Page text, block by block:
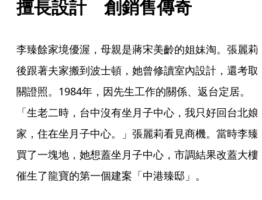
擅長設計　創銷售傳奇
李臻餘家境優渥，母親是蔣宋美齡的姐妹淘。張麗莉
後跟著夫家搬到波士頓，她曾修讀室內設計，還考取
關證照。1984年，因先生工作的關係、返台定居。
「生老二時，台中沒有坐月子中心，我只好回台北娘
家，住在坐月子中心。」張麗莉看見商機。當時李臻
買了一塊地，她想蓋坐月子中心，市調結果改蓋大樓
催生了龍寶的第一個建案「中港臻邸」。